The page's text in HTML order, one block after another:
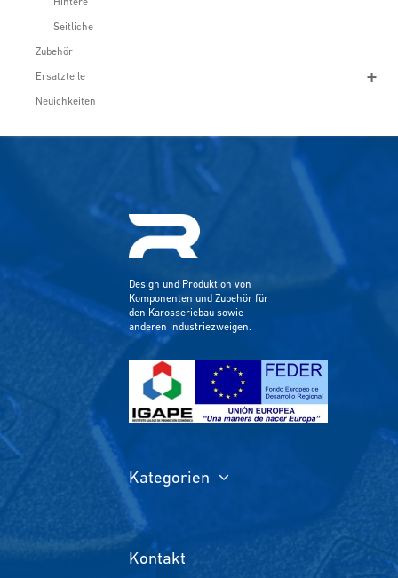
Hintere
Seitliche
Zubehör
Ersatzteile
Neuichkeiten
Design und Produktion von
Komponenten und Zubehör für
den Karosseriebau sowie
anderen Industriezweigen.
Kategorien
Kontakt